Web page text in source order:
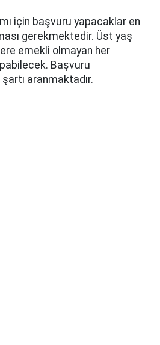
için başvuru yapacaklar en
gerekmektedir. Üst yaş
emekli olmayan her
Başvuru
aranmaktadır.